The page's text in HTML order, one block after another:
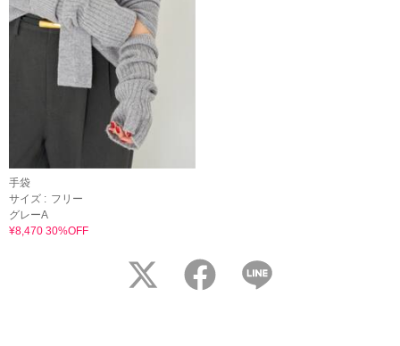
手袋
サイズ : フリー
グレーA
¥8,470 30%OFF
twitter facebook